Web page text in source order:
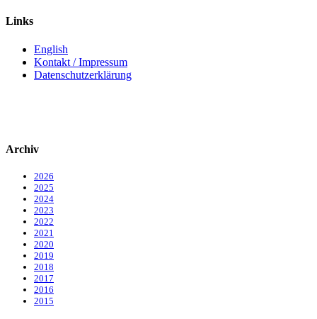
Links
English
Kontakt / Impressum
Datenschutzerklärung
Archiv
2026
2025
2024
2023
2022
2021
2020
2019
2018
2017
2016
2015